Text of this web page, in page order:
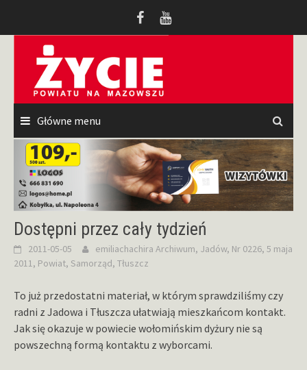
Główne menu
Dostępni przez cały tydzień
2011-05-05 emiliachachira Archiwum, Jadów, Nr 0226, 5 maja
2011, Powiat, Samorząd, Tłuszcz
To już przedostatni materiał, w którym sprawdziliśmy czy
radni z Jadowa i Tłuszcza ułatwiają mieszkańcom kontakt.
Jak się okazuje w powiecie wołomińskim dyżury nie są
powszechną formą kontaktu z wyborcami.